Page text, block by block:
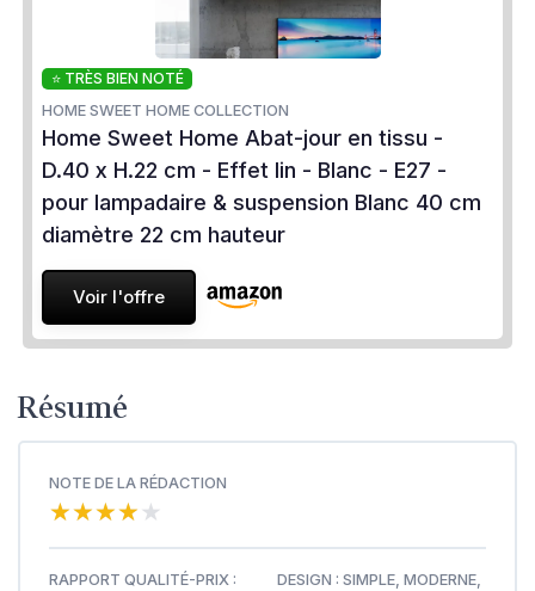
⭐ TRÈS BIEN NOTÉ
HOME SWEET HOME COLLECTION
Home Sweet Home Abat-jour en tissu -
D.40 x H.22 cm - Effet lin - Blanc - E27 -
pour lampadaire & suspension Blanc 40 cm
diamètre 22 cm hauteur
Voir l'offre
Résumé
NOTE DE LA RÉDACTION
★★★★★
★★★★★
RAPPORT QUALITÉ-PRIX :
DESIGN : SIMPLE, MODERNE,